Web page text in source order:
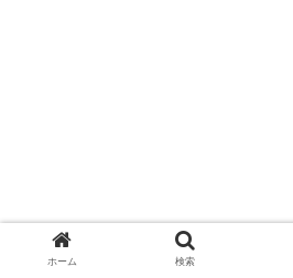
携帯/SIM/モバイルWi-Fi
ホーム 検索